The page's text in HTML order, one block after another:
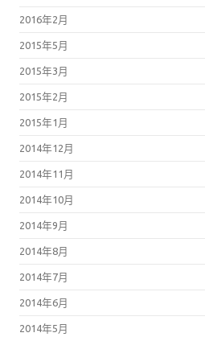
2016年2月
2015年5月
2015年3月
2015年2月
2015年1月
2014年12月
2014年11月
2014年10月
2014年9月
2014年8月
2014年7月
2014年6月
2014年5月